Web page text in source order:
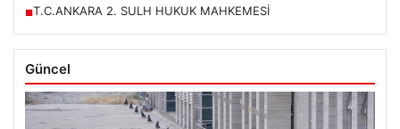
■T.C.ANKARA 2. SULH HUKUK MAHKEMESİ
Güncel